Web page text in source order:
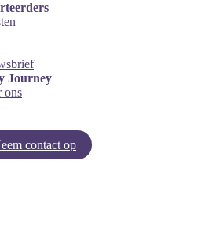
Journey
ons
contact op
van Baby Journey